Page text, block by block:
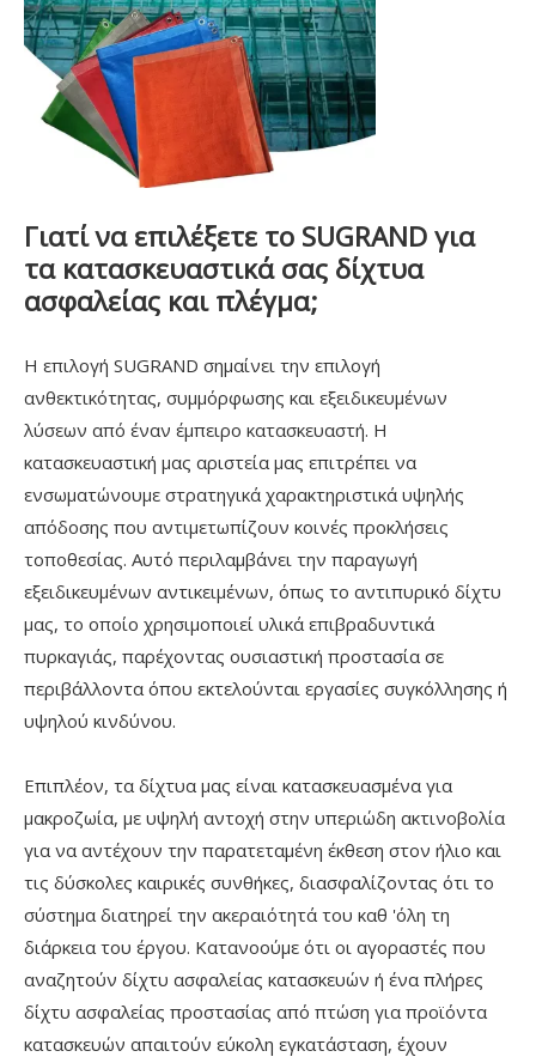
Γιατί να επιλέξετε το SUGRAND για
τα κατασκευαστικά σας δίχτυα
ασφαλείας και πλέγμα;
Η επιλογή SUGRAND σημαίνει την επιλογή
ανθεκτικότητας, συμμόρφωσης και εξειδικευμένων
λύσεων από έναν έμπειρο κατασκευαστή. Η
κατασκευαστική μας αριστεία μας επιτρέπει να
ενσωματώνουμε στρατηγικά χαρακτηριστικά υψηλής
απόδοσης που αντιμετωπίζουν κοινές προκλήσεις
τοποθεσίας. Αυτό περιλαμβάνει την παραγωγή
εξειδικευμένων αντικειμένων, όπως το αντιπυρικό δίχτυ
μας, το οποίο χρησιμοποιεί υλικά επιβραδυντικά
πυρκαγιάς, παρέχοντας ουσιαστική προστασία σε
περιβάλλοντα όπου εκτελούνται εργασίες συγκόλλησης ή
υψηλού κινδύνου.
Επιπλέον, τα δίχτυα μας είναι κατασκευασμένα για
μακροζωία, με υψηλή αντοχή στην υπεριώδη ακτινοβολία
για να αντέχουν την παρατεταμένη έκθεση στον ήλιο και
τις δύσκολες καιρικές συνθήκες, διασφαλίζοντας ότι το
σύστημα διατηρεί την ακεραιότητά του καθ 'όλη τη
διάρκεια του έργου. Κατανοούμε ότι οι αγοραστές που
αναζητούν δίχτυ ασφαλείας κατασκευών ή ένα πλήρες
δίχτυ ασφαλείας προστασίας από πτώση για προϊόντα
κατασκευών απαιτούν εύκολη εγκατάσταση, έχουν